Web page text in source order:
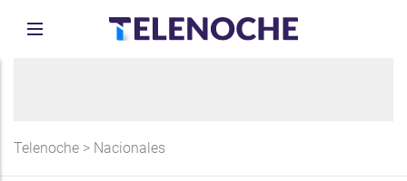
Telenoche > Nacionales